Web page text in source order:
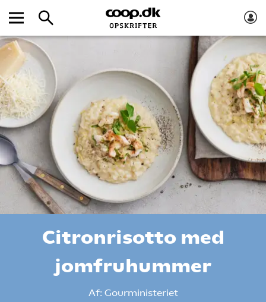
Citronrisotto med
jomfruhummer
Af: Gourministeriet